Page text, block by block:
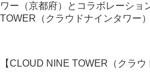
ワー（京都府）とコラボレーショ
TOWER（クラウドナインタワー
【CLOUD NINE TOWER（クラウ